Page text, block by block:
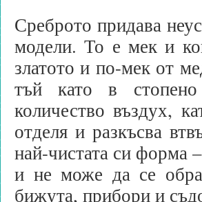
Среброто придава
модели. То е мек и
златото и по-мек от
тъй като в стопено
количество въздух,
отделя и разкъсва
най-чистата си форма
и не може да се
бижута, прибори и